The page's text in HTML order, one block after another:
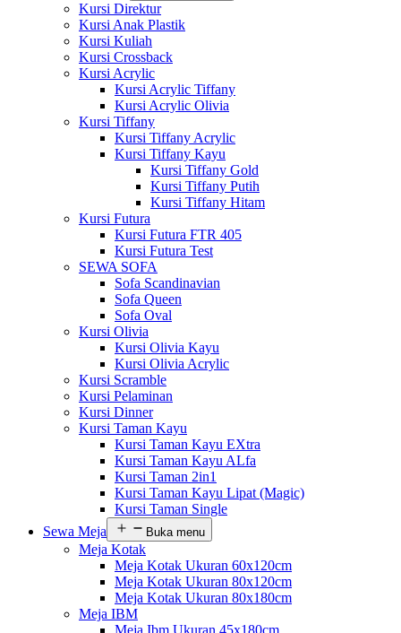
Kursi Direktur
Kursi Anak Plastik
Kursi Kuliah
Kursi Crossback
Kursi Acrylic
Kursi Acrylic Tiffany
Kursi Acrylic Olivia
Kursi Tiffany
Kursi Tiffany Acrylic
Kursi Tiffany Kayu
Kursi Tiffany Gold
Kursi Tiffany Putih
Kursi Tiffany Hitam
Kursi Futura
Kursi Futura FTR 405
Kursi Futura Test
SEWA SOFA
Sofa Scandinavian
Sofa Queen
Sofa Oval
Kursi Olivia
Kursi Olivia Kayu
Kursi Olivia Acrylic
Kursi Scramble
Kursi Pelaminan
Kursi Dinner
Kursi Taman Kayu
Kursi Taman Kayu EXtra
Kursi Taman Kayu ALfa
Kursi Taman 2in1
Kursi Taman Kayu Lipat (Magic)
Kursi Taman Single
Sewa Meja
Buka menu
Meja Kotak
Meja Kotak Ukuran 60x120cm
Meja Kotak Ukuran 80x120cm
Meja Kotak Ukuran 80x180cm
Meja IBM
Meja Ibm Ukuran 45x180cm